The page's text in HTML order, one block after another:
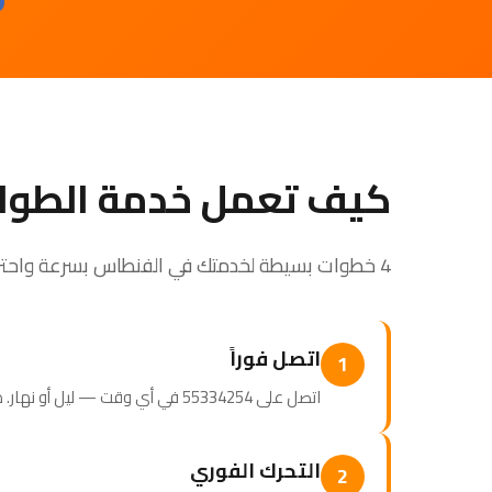
كيف تعمل خدمة
4 خطوات بسيطة لخدمتك في الفنطاس بسرعة واحترافية
1 اتصل فوراً
اتصل على 55334254 في أي وقت — ليل أو نهار. طاقم الطوارئ جاهز للرد.
2 التحرك الفوري